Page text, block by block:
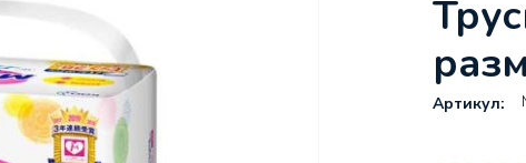
Артикул: